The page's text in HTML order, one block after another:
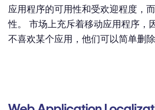
应用程序的可用性和受欢迎程度，
性。 市场上充斥着移动应用程序，
不喜欢某个应用，他们可以简单删除